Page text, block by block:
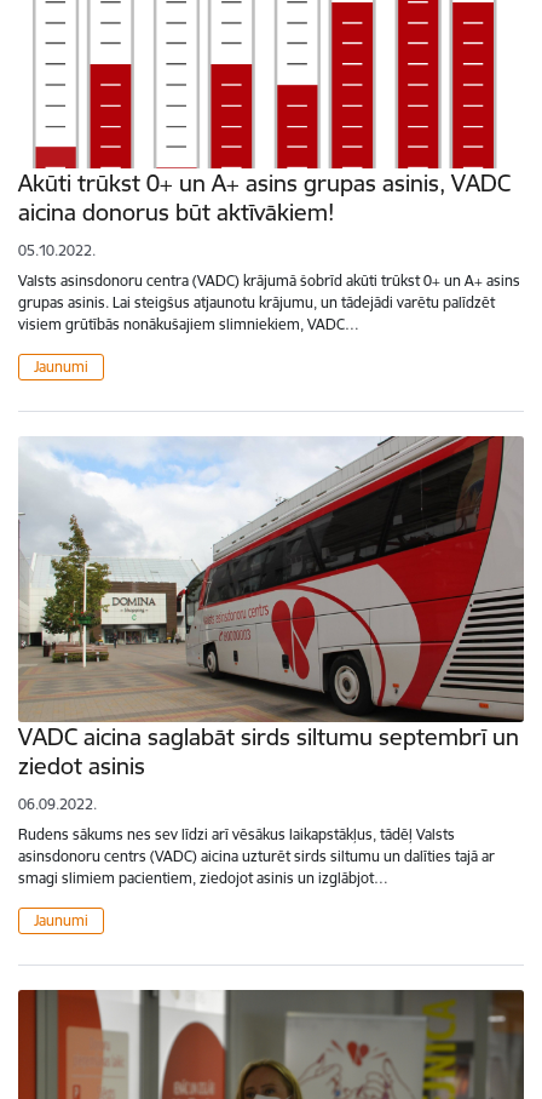
Akūti trūkst 0+ un A+ asins grupas asinis, VADC
aicina donorus būt aktīvākiem!
05.10.2022.
Valsts asinsdonoru centra (VADC) krājumā šobrīd akūti trūkst 0+ un A+ asins
grupas asinis. Lai steigšus atjaunotu krājumu, un tādejādi varētu palīdzēt
visiem grūtībās nonākušajiem slimniekiem, VADC…
Jaunumi
VADC aicina saglabāt sirds siltumu septembrī un
ziedot asinis
06.09.2022.
Rudens sākums nes sev līdzi arī vēsākus laikapstākļus, tādēļ Valsts
asinsdonoru centrs (VADC) aicina uzturēt sirds siltumu un dalīties tajā ar
smagi slimiem pacientiem, ziedojot asinis un izglābjot…
Jaunumi